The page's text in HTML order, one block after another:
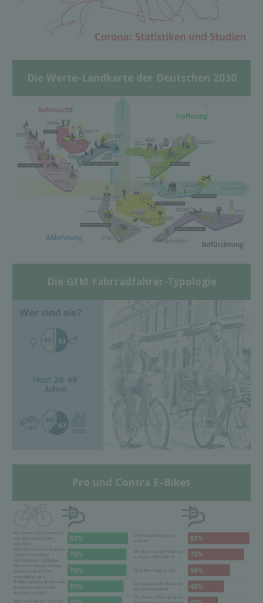
Die Werte-Landkarte der Deutschen 2030
Die GIM Fahrradfahrer-Typologie
Pro und Contra E-Bikes